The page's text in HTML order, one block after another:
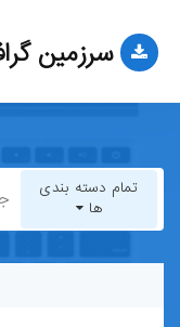
سرزمین
تمام دسته بندی
ها
تمام دسته بندی ها